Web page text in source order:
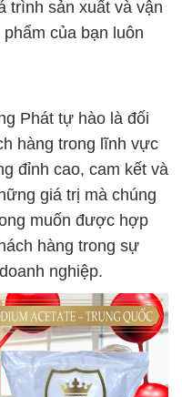
trình sản xuất và vận
của bạn luôn
Phát tự hào là đối
hàng trong lĩnh vực
đỉnh cao, cam kết và
giá trị mà chúng
muốn được hợp
hàng trong sự
nghiệp.